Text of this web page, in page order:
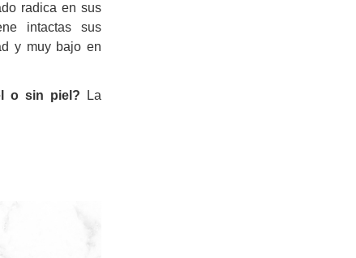
radica en sus
intactas sus
y muy bajo en
o sin piel? La